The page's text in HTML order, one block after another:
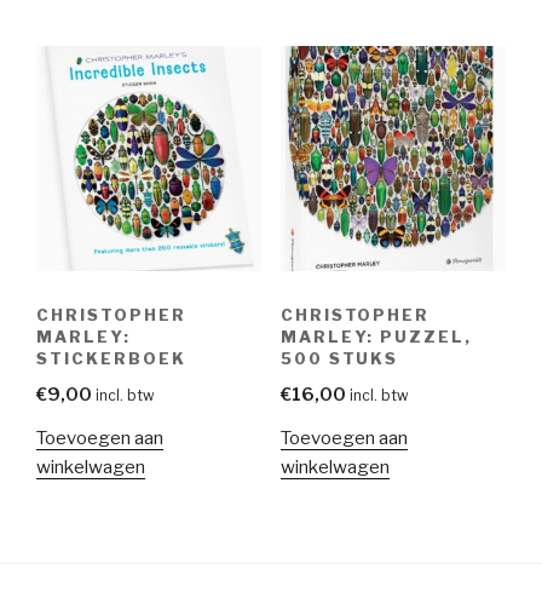
CHRISTOPHER
MARLEY:
STICKERBOEK
€9,00 incl. btw
Toevoegen aan
winkelwagen
CHRISTOPHER
MARLEY: PUZZEL,
500 STUKS
€16,00 incl. btw
Toevoegen aan
winkelwagen